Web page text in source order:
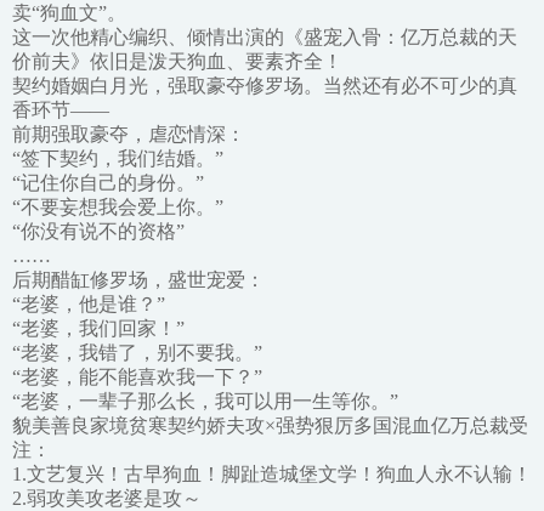
卖“狗血文”。
这一次他精心编织、倾情出演的《盛宠入骨：亿万总裁的天
价前夫》依旧是泼天狗血、要素齐全！
契约婚姻白月光，强取豪夺修罗场。当然还有必不可少的真
香环节——
前期强取豪夺，虐恋情深：
“签下契约，我们结婚。”
“记住你自己的身份。”
“不要妄想我会爱上你。”
“你没有说不的资格”
……
后期醋缸修罗场，盛世宠爱：
“老婆，他是谁？”
“老婆，我们回家！”
“老婆，我错了，别不要我。”
“老婆，能不能喜欢我一下？”
“老婆，一辈子那么长，我可以用一生等你。”
貌美善良家境贫寒契约娇夫攻×强势狠厉多国混血亿万总裁受
注：
1.文艺复兴！古早狗血！脚趾造城堡文学！狗血人永不认输！
2.弱攻美攻老婆是攻～